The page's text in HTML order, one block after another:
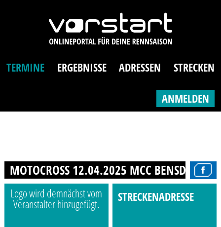
TERMINE ERGEBNISSE ADRESSEN STRECKEN
ANMELDEN
MOTOCROSS 12.04.2025 MCC BENSDORF
Logo wird demnächst vom
Veranstalter hinzugefügt. STRECKENADRESSE